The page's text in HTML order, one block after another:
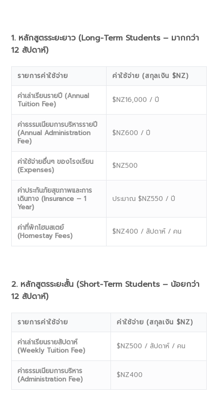
1. หลักสูตรระยะยาว (Long-Term Students – มากกว่า
12 สัปดาห์)
รายการค่าใช้จ่าย
ค่าใช้จ่าย (สกุลเงิน $NZ)
ค่าเล่าเรียนรายปี (Annual
Tuition Fee)
$NZ16,000 / ปี
ค่าธรรมเนียมการบริหารรายปี
(Annual Administration
Fee)
$NZ600 / ปี
ค่าใช้จ่ายอื่นๆ ของโรงเรียน
(Expenses)
$NZ500
ค่าประกันภัยสุขภาพและการ
เดินทาง (Insurance – 1
Year)
ประมาณ $NZ550 / ปี
ค่าที่พักโฮมสเตย์
(Homestay Fees)
$NZ400 / สัปดาห์ / คน
2. หลักสูตรระยะสั้น (Short-Term Students – น้อยกว่า
12 สัปดาห์)
รายการค่าใช้จ่าย
ค่าใช้จ่าย (สกุลเงิน $NZ)
ค่าเล่าเรียนรายสัปดาห์
(Weekly Tuition Fee)
$NZ500 / สัปดาห์ / คน
ค่าธรรมเนียมการบริหาร
(Administration Fee)
$NZ400